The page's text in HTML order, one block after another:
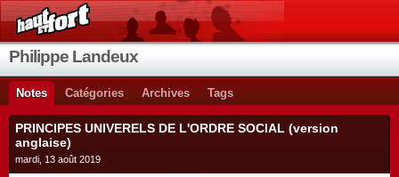
Philippe Landeux
Notes Catégories Archives Tags
PRINCIPES UNIVERELS DE L'ORDRE SOCIAL (version
anglaise)
mardi, 13 août 2019